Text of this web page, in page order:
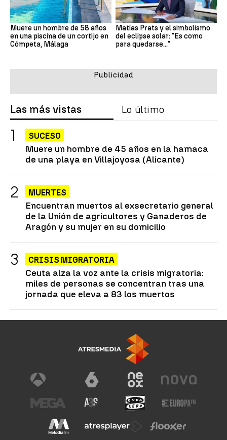
Muere un hombre de 58 años
en una piscina de un cortijo en
Cómpeta, Málaga
Matías Prats y el simbolismo
del eclipse solar: "Es como
para quedarse..."
Las más vistas Lo último
SUCESO
Muere un hombre de 45 años en la hamaca
de una playa en Villajoyosa (Alicante)
MUERTES
Encuentran muertos al exsecretario general
de la Unión de agricultores y Ganaderos de
Aragón y su mujer en su domicilio
CRISIS MIGRATORIA
Ceuta alza la voz ante la crisis migratoria:
miles de personas se concentran tras una
jornada que eleva a 83 los muertos